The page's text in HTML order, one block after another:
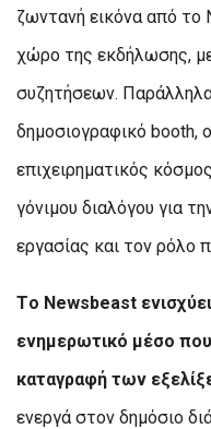
ζωντανή εικόνα από
χώρο της εκδήλωσης,
συζητήσεων.
δημοσιογραφικό booth,
επιχειρηματικός
γόνιμου διαλόγου για
εργασίας και τον ρόλο
Tο Newsbeast
ενημερωτικό μέσο
καταγραφή των
ενεργά στον δημόσιο